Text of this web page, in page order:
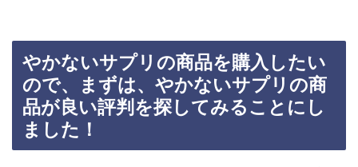
やかないサプリの商品を購入したい
ので、まずは、やかないサプリの商
品が良い評判を探してみることにし
ました！